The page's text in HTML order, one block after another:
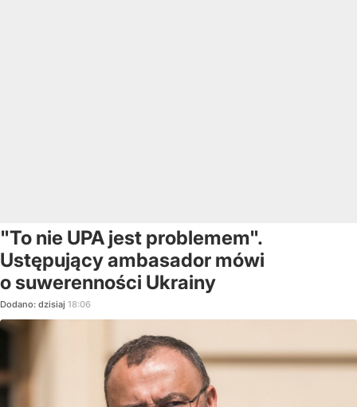
"To nie UPA jest problemem".
Ustępujący ambasador mówi
o suwerenności Ukrainy
Dodano: dzisiaj 18:06